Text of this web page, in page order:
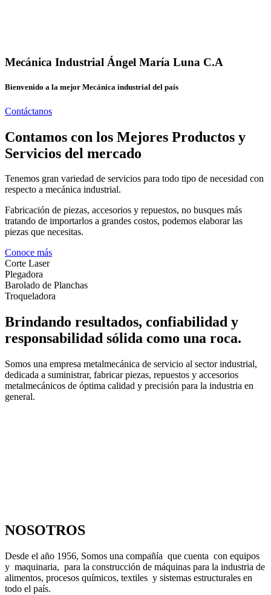
Mecánica Industrial Ángel María Luna C.A
Bienvenido a la mejor Mecánica industrial del país
Contáctanos
Contamos con los Mejores Productos y
Servicios del mercado
Tenemos gran variedad de servicios para todo tipo de necesidad con
respecto a mecánica industrial.
Fabricación de piezas, accesorios y repuestos, no busques más
tratando de importarlos a grandes costos, podemos elaborar las
piezas que necesitas.
Conoce más
Corte Laser
Plegadora
Barolado de Planchas
Troqueladora
Brindando resultados, confiabilidad y
responsabilidad sólida como una roca.
Somos una empresa metalmecánica de servicio al sector industrial,
dedicada a suministrar, fabricar piezas, repuestos y accesorios
metalmecánicos de óptima calidad y precisión para la industria en
general.
NOSOTROS
Desde el año 1956, Somos una compañía que cuenta con equipos
y maquinaria, para la construcción de máquinas para la industria de
alimentos, procesos químicos, textiles y sistemas estructurales en
todo el país.